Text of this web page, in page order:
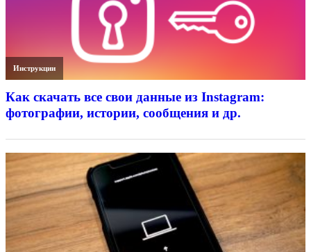
Инструкции
Как скачать все свои данные из Instagram:
фотографии, истории, сообщения и др.